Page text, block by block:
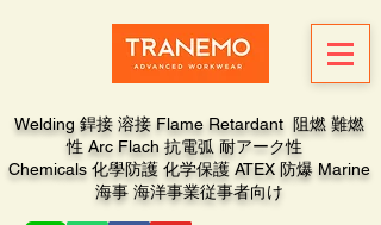
Welding 銲接 溶接 Flame Retardant 阻燃 難燃
性 Arc Flach 抗電弧 耐アーク性
Chemicals 化學防護 化学保護 ATEX 防爆 Marine
海事 海洋事業従事者向け